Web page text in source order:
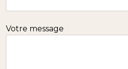
Votre message